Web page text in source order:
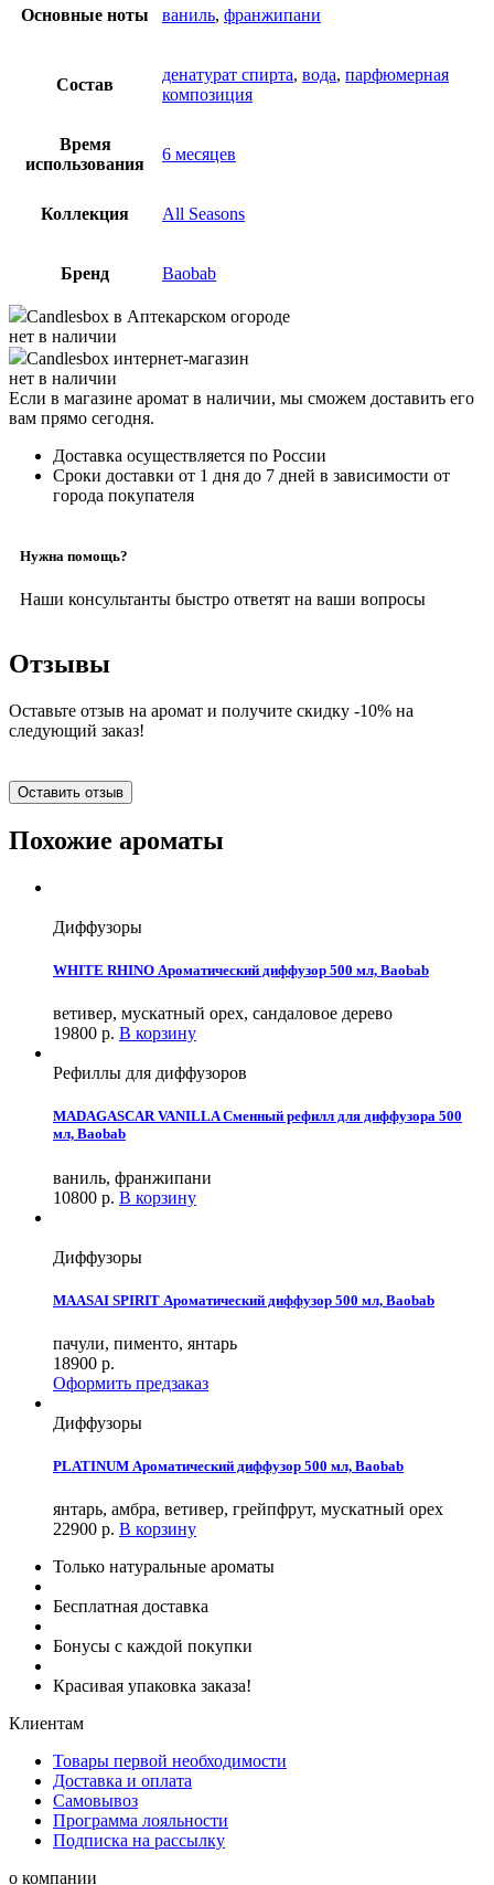
Основные ноты ваниль, франжипани
Состав
денатурат спирта, вода, парфюмерная
композиция
Время
использования
6 месяцев
Коллекция All Seasons
Бренд Baobab
Candlesbox в Аптекарском огороде
нет в наличии
Candlesbox интернет-магазин
нет в наличии
Если в магазине аромат в наличии, мы сможем доставить его
вам прямо сегодня.
Доставка осуществляется по России
Сроки доставки от 1 дня до 7 дней в зависимости от
города покупателя
Нужна помощь?
Наши консультанты быстро ответят на ваши вопросы
Отзывы
Оставьте отзыв на аромат и получите скидку -10% на
следующий заказ!
Оставить отзыв
Похожие ароматы
Диффузоры
WHITE RHINO Ароматический диффузор 500 мл, Baobab
ветивер, мускатный орех, сандаловое дерево
19800 р. В корзину
Рефиллы для диффузоров
MADAGASCAR VANILLA Сменный рефилл для диффузора 500
мл, Baobab
ваниль, франжипани
10800 р. В корзину
Диффузоры
MAASAI SPIRIT Ароматический диффузор 500 мл, Baobab
пачули, пименто, янтарь
18900 р.
Оформить предзаказ
Диффузоры
PLATINUM Ароматический диффузор 500 мл, Baobab
янтарь, амбра, ветивер, грейпфрут, мускатный орех
22900 р. В корзину
Только натуральные ароматы
Бесплатная доставка
Бонусы с каждой покупки
Красивая упаковка заказа!
Клиентам
Товары первой необходимости
Доставка и оплата
Самовывоз
Программа лояльности
Подписка на рассылку
о компании